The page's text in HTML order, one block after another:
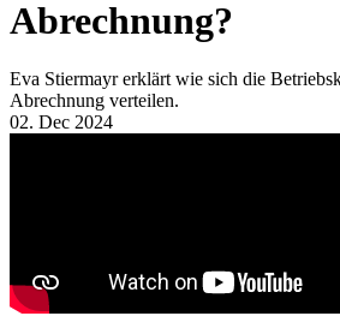
Abrechnung?
Eva Stiermayr erklärt wie sich die
Abrechnung verteilen.
02. Dec 2024